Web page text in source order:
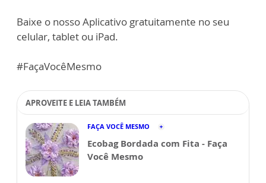
Baixe o nosso Aplicativo gratuitamente no seu
celular, tablet ou iPad.
#FaçaVocêMesmo
APROVEITE E LEIA TAMBÉM
FAÇA VOCÊ MESMO
Ecobag Bordada com Fita - Faça
Você Mesmo